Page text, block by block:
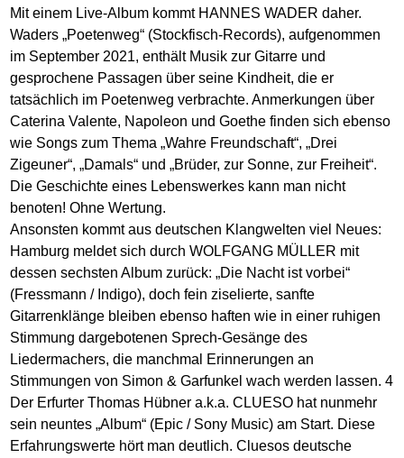
Mit einem Live-Album kommt HANNES WADER daher.
Waders „Poetenweg“ (Stockfisch-Records), aufgenommen
im September 2021, enthält Musik zur Gitarre und
gesprochene Passagen über seine Kindheit, die er
tatsächlich im Poetenweg verbrachte. Anmerkungen über
Caterina Valente, Napoleon und Goethe finden sich ebenso
wie Songs zum Thema „Wahre Freundschaft“, „Drei
Zigeuner“, „Damals“ und „Brüder, zur Sonne, zur Freiheit“.
Die Geschichte eines Lebenswerkes kann man nicht
benoten! Ohne Wertung.
Ansonsten kommt aus deutschen Klangwelten viel Neues:
Hamburg meldet sich durch WOLFGANG MÜLLER mit
dessen sechsten Album zurück: „Die Nacht ist vorbei“
(Fressmann / Indigo), doch fein ziselierte, sanfte
Gitarrenklänge bleiben ebenso haften wie in einer ruhigen
Stimmung dargebotenen Sprech-Gesänge des
Liedermachers, die manchmal Erinnerungen an
Stimmungen von Simon & Garfunkel wach werden lassen. 4
Der Erfurter Thomas Hübner a.k.a. CLUESO hat nunmehr
sein neuntes „Album“ (Epic / Sony Music) am Start. Diese
Erfahrungswerte hört man deutlich. Cluesos deutsche